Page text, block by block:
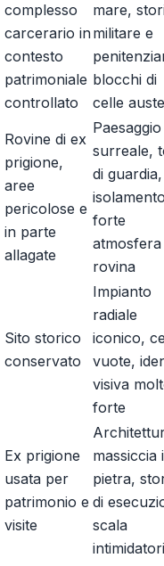
complesso
carcerario in
contesto
patrimoniale
controllato
mare,
militare e
blocchi di
celle
Rovine di ex
prigione,
aree
pericolose e
in parte
allagate
Paesaggio
surreale,
di guardia,
forte
atmosfera
rovina
Sito storico
conservato
Impianto
radiale
iconico,
vuote,
visiva
forte
Ex prigione
usata per
patrimonio e
visite
massiccia
pietra,
di
scala